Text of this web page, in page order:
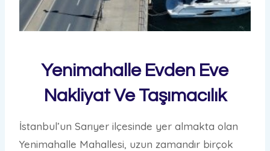
Yenimahalle Evden Eve
Nakliyat Ve Taşımacılık
İstanbul’un Sarıyer ilçesinde yer almakta olan
Yenimahalle Mahallesi, uzun zamandır birçok